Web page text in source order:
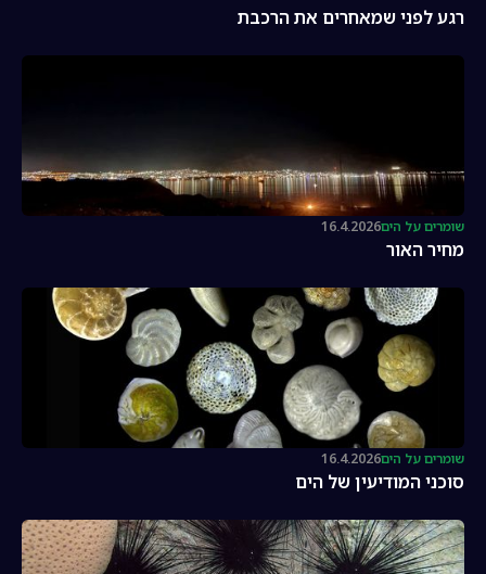
רגע לפני שמאחרים את הרכבת
שומרים על הים16.4.2026
מחיר האור
שומרים על הים16.4.2026
סוכני המודיעין של הים